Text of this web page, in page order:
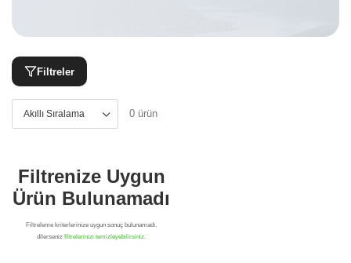
Filtreler
0 ürün